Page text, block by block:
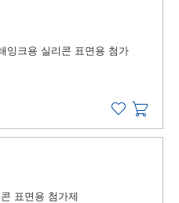
잉크용 실리콘 표면용 첨가
표면용 첨가제